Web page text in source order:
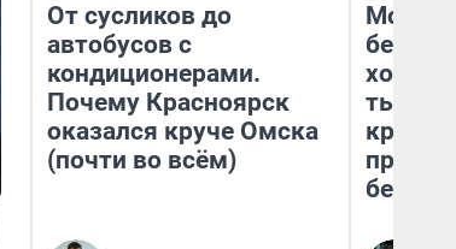
От сусликов до
автобусов с
кондиционерами.
Почему Красноярск
оказался круче Омска
(почти во всём)
Мой
хотела
тысяч,